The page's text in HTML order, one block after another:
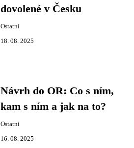
dovolené v Česku
Ostatní
18. 08. 2025
Návrh do OR: Co s ním,
kam s ním a jak na to?
Ostatní
16. 08. 2025